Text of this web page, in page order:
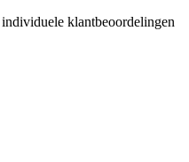
individuele klantbeoordelingen